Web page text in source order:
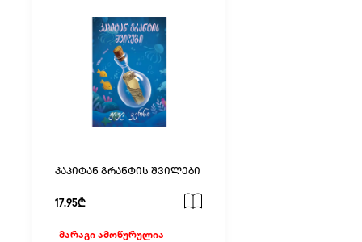
კაპიტან გრანტის შვილები
17.95₾
მარაგი ამოწურულია